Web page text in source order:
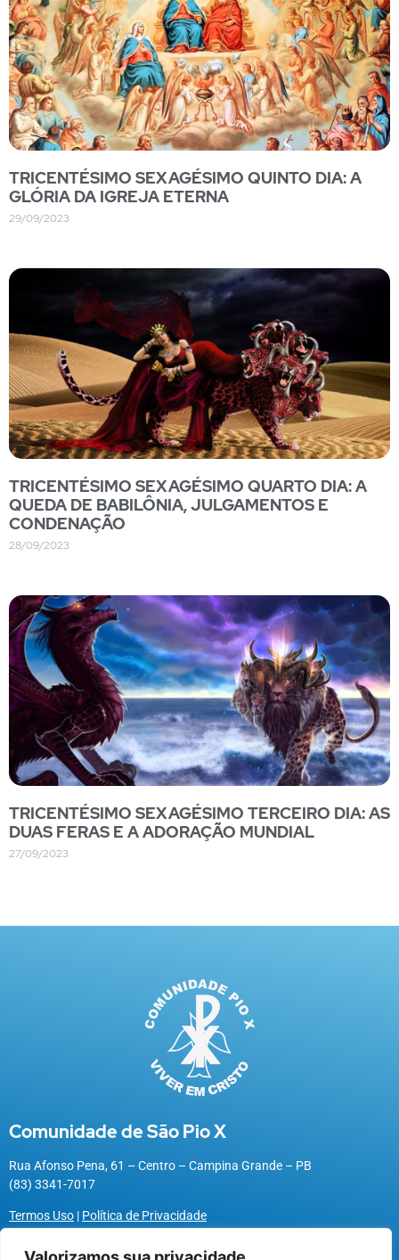
TRICENTÉSIMO SEXAGÉSIMO QUINTO DIA: A
GLÓRIA DA IGREJA ETERNA
29/09/2023
TRICENTÉSIMO SEXAGÉSIMO QUARTO DIA: A
QUEDA DE BABILÔNIA, JULGAMENTOS E
CONDENAÇÃO
28/09/2023
TRICENTÉSIMO SEXAGÉSIMO TERCEIRO DIA: AS
DUAS FERAS E A ADORAÇÃO MUNDIAL
27/09/2023
Comunidade de São Pio X
Rua Afonso Pena, 61 – Centro – Campina Grande – PB
(83) 3341-7017
Termos Uso | Política de Privacidade